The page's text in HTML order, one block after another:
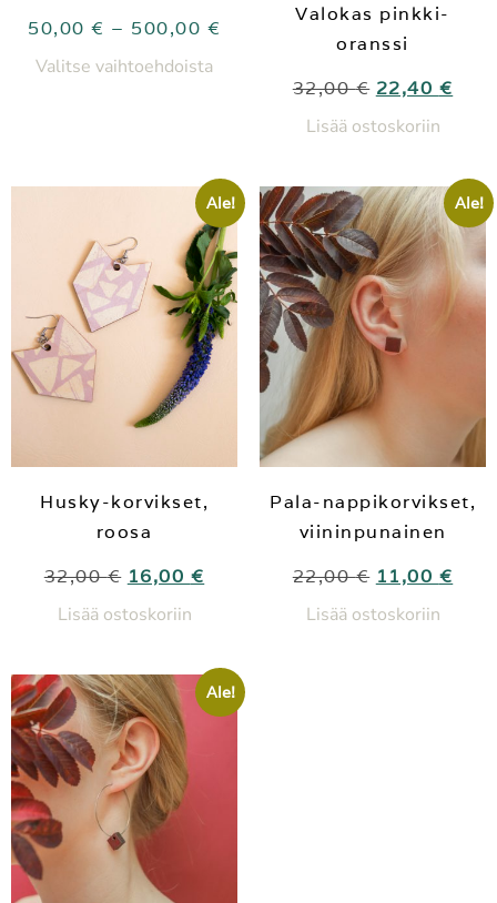
50,00 € – 500,00 €
Valitse vaihtoehdoista
Valokas pinkki-
oranssi
32,00€ 22,40 €
Lisää ostoskoriin
Ale!
Husky-korvikset,
roosa
32,00€ 16,00 €
Lisää ostoskoriin
Ale!
Pala-nappikorvikset,
viininpunainen
22,00€ 11,00 €
Lisää ostoskoriin
Ale!